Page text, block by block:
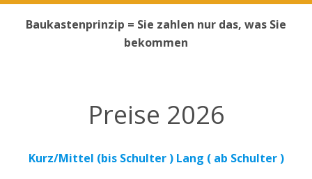
Baukastenprinzip = Sie zahlen nur das, was Sie
bekommen
Preise 2026
Kurz/Mittel (bis Schulter ) Lang ( ab Schulter )